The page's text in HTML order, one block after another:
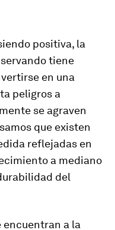
positiva, la
tiene
en una
peligros a
se agraven
que existen
reflejadas en
a mediano
del
encuentran a la